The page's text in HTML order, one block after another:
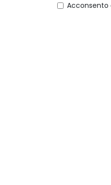
Acconsento